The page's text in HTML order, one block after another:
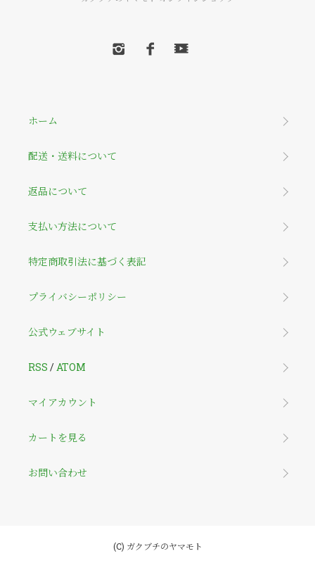
ホーム
配送・送料について
返品について
支払い方法について
特定商取引法に基づく表記
プライバシーポリシー
公式ウェブサイト
RSS / ATOM
マイアカウント
カートを見る
お問い合わせ
(C) ガクブチのヤマモト